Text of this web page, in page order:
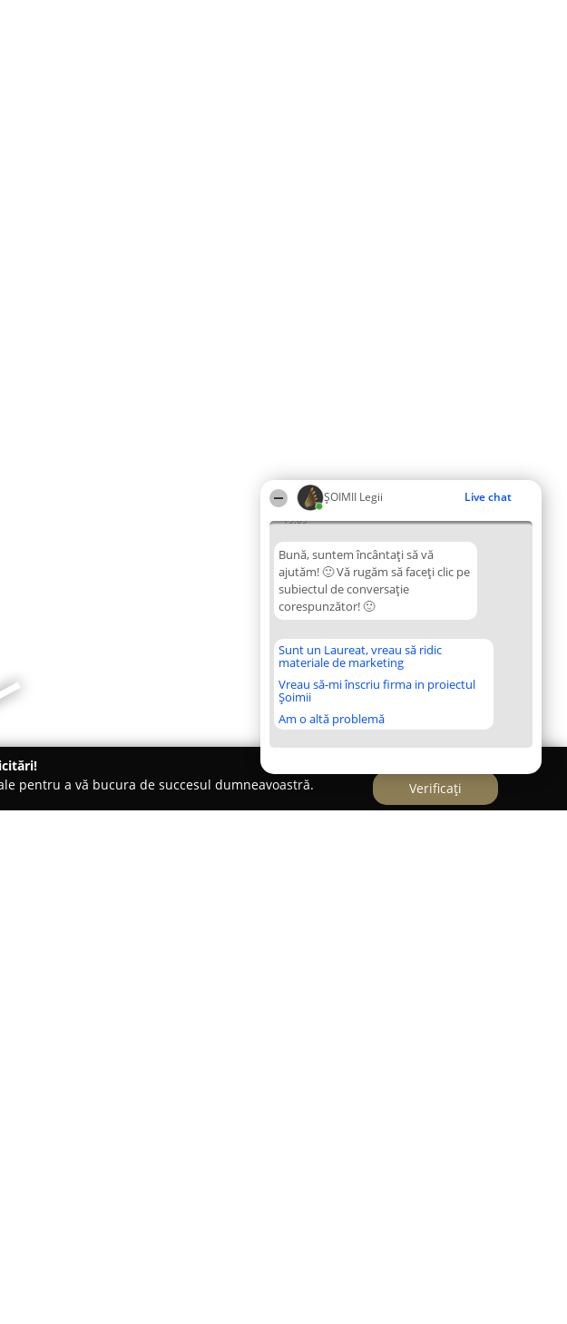
ȘOIMII Legii Live chat
19:09
Bună, suntem încântați să vă
ajutăm! 🙂 Vă rugăm să faceți clic pe
subiectul de conversație
corespunzător! 🙂
Sunt un Laureat, vreau să ridic
materiale de marketing
Vreau să-mi înscriu firma in proiectul
Șoimii
Am o altă problemă
pentru a vă bucura de succesul dumneavoastră.
Verificați